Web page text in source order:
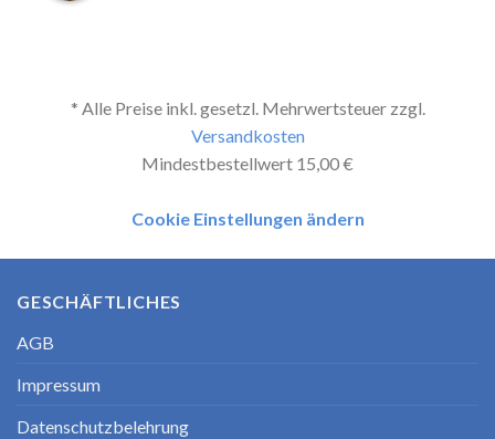
* Alle Preise inkl. gesetzl. Mehrwertsteuer zzgl.
Versandkosten
Mindestbestellwert 15,00 €
Cookie Einstellungen ändern
GESCHÄFTLICHES
AGB
Impressum
Datenschutzbelehrung